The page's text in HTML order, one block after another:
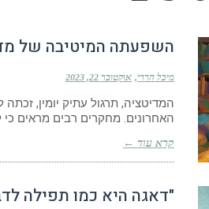
השפעתה המיטיבה של
מיכל הררי אוקטובר 22, 2023
המדיטציה, תרגול עתיק יומין,
האחרונים. מחקרים רבים מראים
קרא עוד ←
"דאגה היא כמו תפילה